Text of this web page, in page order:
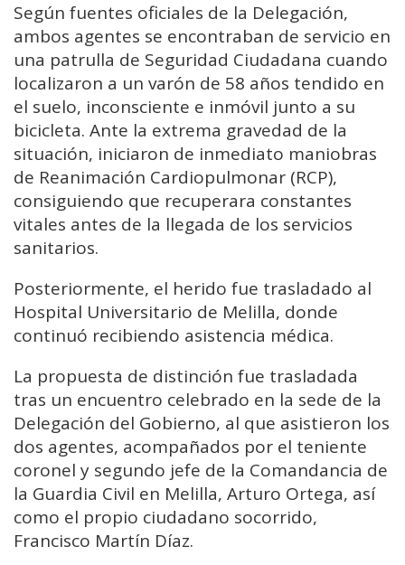
Según fuentes oficiales de la Delegación,
ambos agentes se encontraban de servicio en
una patrulla de Seguridad Ciudadana cuando
localizaron a un varón de 58 años tendido en
el suelo, inconsciente e inmóvil junto a su
bicicleta. Ante la extrema gravedad de la
situación, iniciaron de inmediato maniobras
de Reanimación Cardiopulmonar (RCP),
consiguiendo que recuperara constantes
vitales antes de la llegada de los servicios
sanitarios.
Posteriormente, el herido fue trasladado al
Hospital Universitario de Melilla, donde
continuó recibiendo asistencia médica.
La propuesta de distinción fue trasladada
tras un encuentro celebrado en la sede de la
Delegación del Gobierno, al que asistieron los
dos agentes, acompañados por el teniente
coronel y segundo jefe de la Comandancia de
la Guardia Civil en Melilla, Arturo Ortega, así
como el propio ciudadano socorrido,
Francisco Martín Díaz.